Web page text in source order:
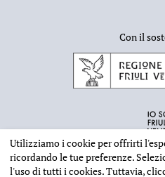
Con il
Utilizziamo i cookie per offrirti
ricordando le tue preferenze.
l'uso di tutti i cookies. Tuttavia,